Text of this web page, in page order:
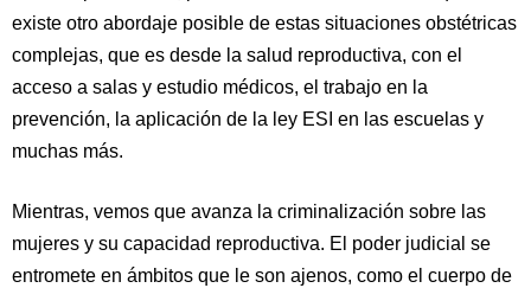
existe otro abordaje posible de estas situaciones obstétricas
complejas, que es desde la salud reproductiva, con el
acceso a salas y estudio médicos, el trabajo en la
prevención, la aplicación de la ley ESI en las escuelas y
muchas más.
Mientras, vemos que avanza la criminalización sobre las
mujeres y su capacidad reproductiva. El poder judicial se
entromete en ámbitos que le son ajenos, como el cuerpo de